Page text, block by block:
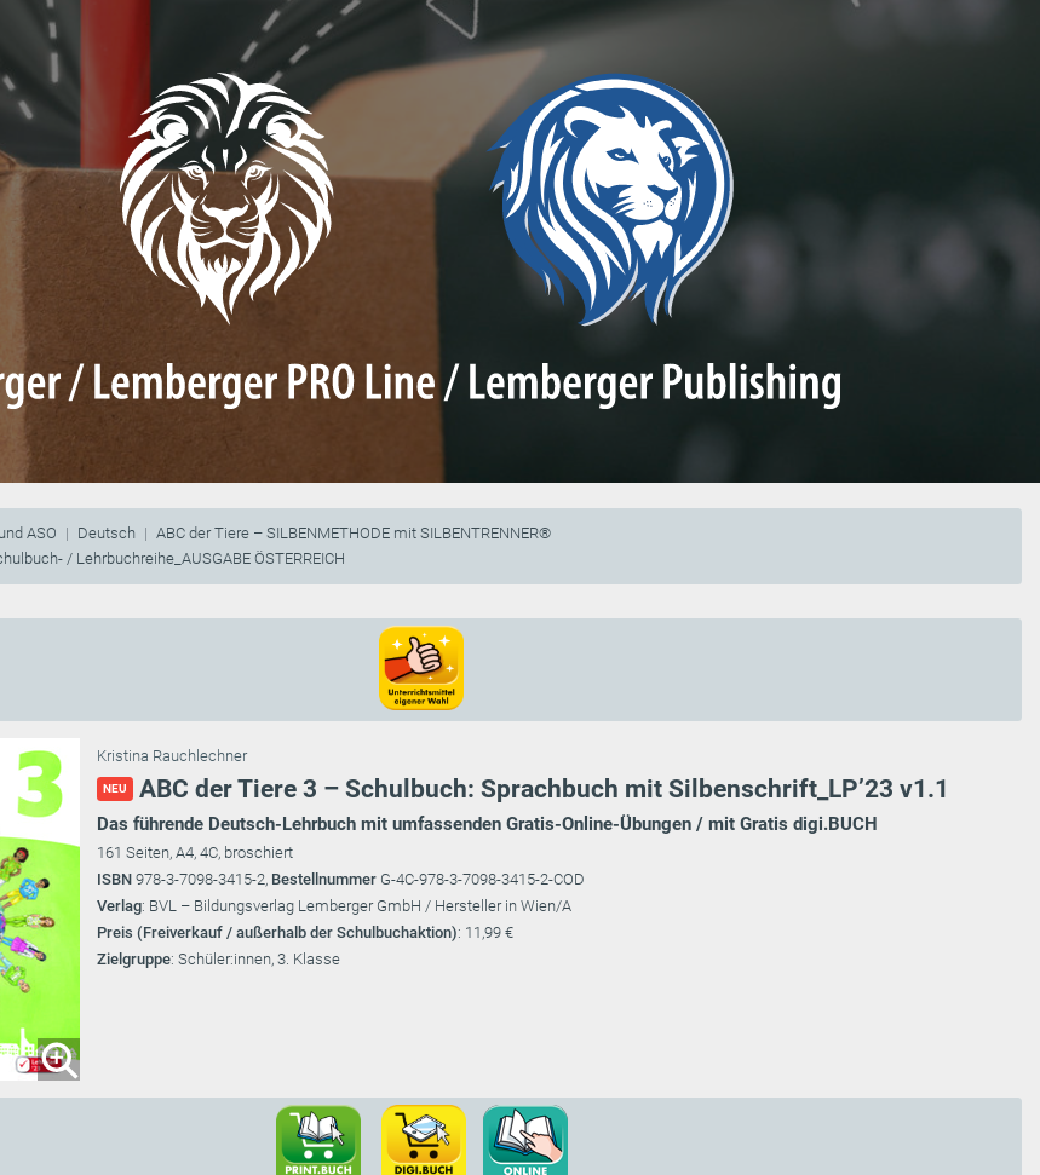
ASO Deutsch
ABC der Tiere – SILBENMETHODE mit SILBENTRENNER®
/ Lehrbuchreihe_AUSGABE ÖSTERREICH
Kristina Rauchlechner
NEU ABC der Tiere 3 – Schulbuch: Sprachbuch mit Silbenschrift_LP’23 v1.1
Das führende Deutsch-Lehrbuch mit umfassenden Gratis-Online-Übungen / mit Gratis digi.BUCH
161 Seiten, A4, 4C, broschiert
ISBN 978-3-7098-3415-2, Bestellnummer G-4C-978-3-7098-3415-2-COD
Verlag: BVL – Bildungsverlag Lemberger GmbH / Hersteller in Wien/A
Preis (Freiverkauf / außerhalb der Schulbuchaktion): 11,99 €
Zielgruppe: Schüler:innen, 3. Klasse